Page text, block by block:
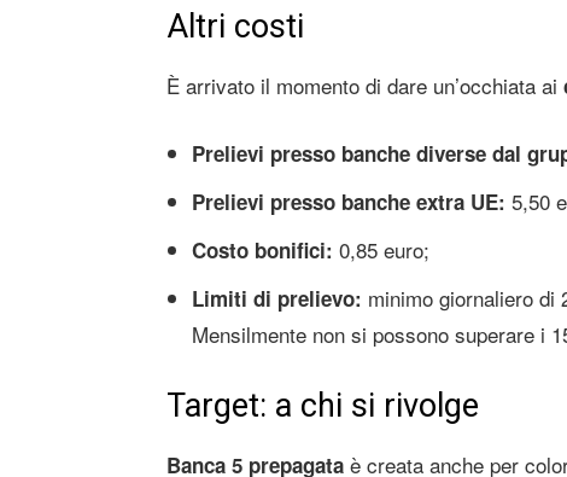
Altri costi
È arrivato il momento di dare un’occhiata ai
Prelievi presso banche diverse dal
Prelievi presso banche extra UE: 5,50
Costo bonifici: 0,85 euro;
Limiti di prelievo: minimo giornaliero di
Mensilmente non si possono superare i
Target: a chi si rivolge
Banca 5 prepagata è creata anche per